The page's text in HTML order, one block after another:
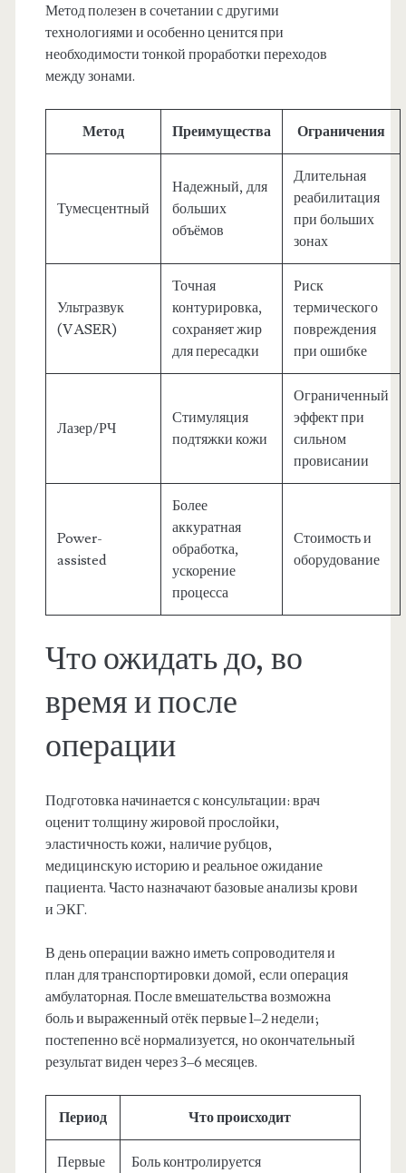
Метод полезен в сочетании с другими
технологиями и особенно ценится при
необходимости тонкой проработки переходов
между зонами.
Метод Преимущества Ограничения
Тумесцентный
Надежный, для
больших
объёмов
Длительная
реабилитация
при больших
зонах
Ультразвук
(VASER)
Точная
контурировка,
сохраняет жир
для пересадки
Риск
термического
повреждения
при ошибке
Лазер/РЧ
Стимуляция
подтяжки кожи
Ограниченный
эффект при
сильном
провисании
Power-
assisted
Более
аккуратная
обработка,
ускорение
процесса
Стоимость и
оборудование
Что ожидать до, во
время и после
операции
Подготовка начинается с консультации: врач
оценит толщину жировой прослойки,
эластичность кожи, наличие рубцов,
медицинскую историю и реальное ожидание
пациента. Часто назначают базовые анализы крови
и ЭКГ.
В день операции важно иметь сопроводителя и
план для транспортировки домой, если операция
амбулаторная. После вмешательства возможна
боль и выраженный отёк первые 1–2 недели;
постепенно всё нормализуется, но окончательный
результат виден через 3–6 месяцев.
Период Что происходит
Первые Боль контролируется